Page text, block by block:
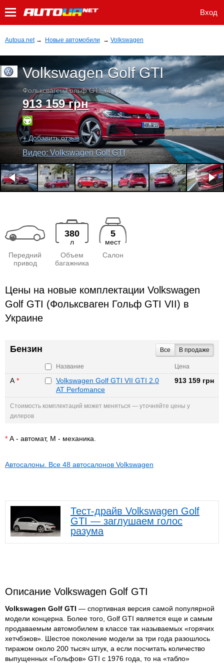
Вход
Autoua.net → Новые автомобили → Volkswagen
Volkswagen Golf GTI
Фольксваген Гольф GTI VII
913 159 грн
+ Добавить отзыв
Видео: Volkswagen Golf GTI
Передний
привод
380
л
Объем
багажника
5
мест
Салон
Цены на новые комплектации Volkswagen
Golf GTI (Фольксваген Гольф GTI VII) в
Украине
Бензин Все В продаже
Название Цена
А *
Volkswagen Golf GTI VII GTI 2.0
AT Perfomance
913 159 грн
Стоимость комплектаций может меняться — уточняйте цены у
дилеров
* А - автомат, М - механика.
Автосалоны. Все 48 автосалонов Volkswagen
Тест-драйв Volkswagen Golf
GTI — заглушаем голос
разума
Описание Volkswagen Golf GTI
Volkswagen Golf GTI — спортивная версия самой популярной
модели концерна. Более того, Golf GTI является еще и самым
продаваемым автомобилем в классе так называемых «горячих
хетчбэков». Шестое поколение модели за три года разошлось
тиражом около 200 тысяч штук, а если посчитать количество
выпущенных «Гольфов» GTI с 1976 года, то на «табло»